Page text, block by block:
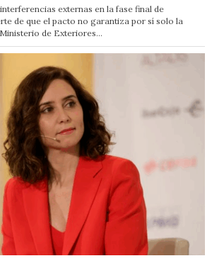
externas en la fase final de
de que el pacto no garantiza por sí solo la
de Exteriores…